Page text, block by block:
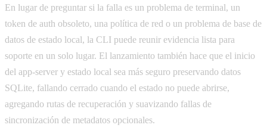
En lugar de preguntar si la falla es un problema de terminal, un
token de auth obsoleto, una política de red o un problema de base de
datos de estado local, la CLI puede reunir evidencia lista para
soporte en un solo lugar. El lanzamiento también hace que el inicio
del app-server y estado local sea más seguro preservando datos
SQLite, fallando cerrado cuando el estado no puede abrirse,
agregando rutas de recuperación y suavizando fallas de
sincronización de metadatos opcionales.